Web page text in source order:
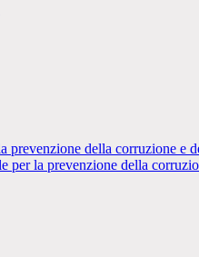
prevenzione della corruzione e
per la prevenzione della